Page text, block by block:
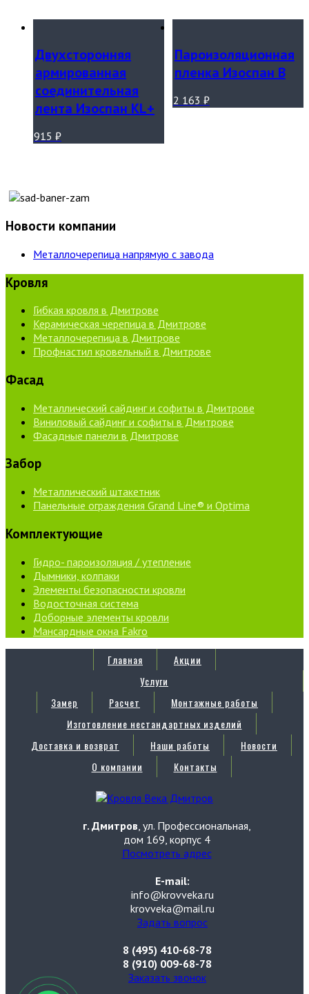
Двухсторонняя
армированная
соединительная
лента Изоспан KL+
915 ₽
Пароизоляционная
пленка Изоспан В
2 163 ₽
Новости компании
Металлочерепица напрямую с завода
Кровля
Гибкая кровля в Дмитрове
Керамическая черепица в Дмитрове
Металлочерепица в Дмитрове
Профнастил кровельный в Дмитрове
Фасад
Металлический сайдинг и софиты в Дмитрове
Виниловый сайдинг и софиты в Дмитрове
Фасадные панели в Дмитрове
Забор
Металлический штакетник
Панельные ограждения Grand Line® и Optima
Комплектующие
Гидро- пароизоляция / утепление
Дымники, колпаки
Элементы безопасности кровли
Водосточная система
Доборные элементы кровли
Мансардные окна Fakro
Главная
Акции
Услуги
Замер
Расчет
Монтажные работы
Изготовление нестандартных изделий
Доставка и возврат
Наши работы
Новости
О компании
Контакты
г. Дмитров , ул. Профессиональная,
дом 169, корпус 4
Посмотреть адрес
E-mail:
info@krovveka.ru
krovveka@mail.ru
Задать вопрос
8 (495) 410-68-78
8 (910) 009-68-78
Заказать звонок